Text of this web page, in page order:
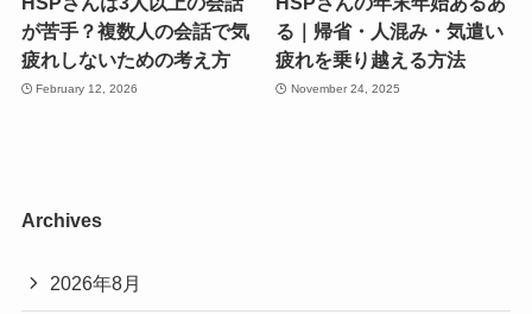
が苦手？複数人の会話で気
疲れしないための考え方
February 12, 2026
る｜帰省・人混み・気遣い
疲れを乗り越える方法
November 24, 2025
Archives
2026年8月